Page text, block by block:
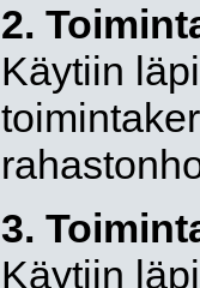
2.
Käytiin
3.
Käytiin